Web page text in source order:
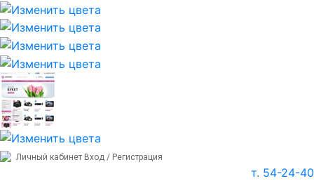
Личный кабинет Вход / Регистрация
т. 54-24-40